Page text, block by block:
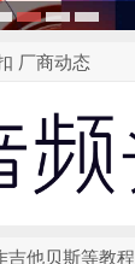
厂商动态
吉他贝斯等教程